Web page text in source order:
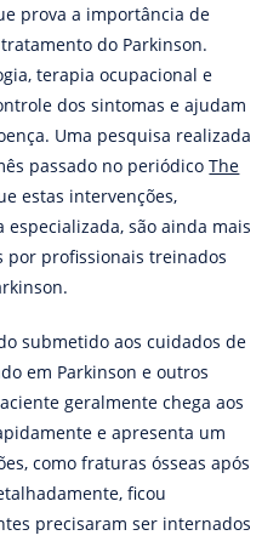
prova a importância de
do Parkinson.
terapia ocupacional e
dos sintomas e ajudam
Uma pesquisa realizada
passado no periódicoThe
estas intervenções,
são ainda mais
por profissionais treinados
submetido aos cuidados de
em Parkinson e outros
geralmente chega aos
e apresenta um
como fraturas ósseas após
ficou
precisaram ser internados